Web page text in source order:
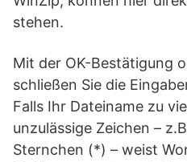
stehen.
Mit der OK-Bestätigung
schließen Sie die
Falls Ihr Dateiname zu
unzulässige Zeichen –
Sternchen (*) – weist